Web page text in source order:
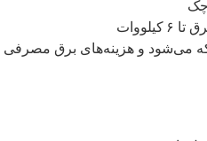
می‌شود و هزینه‌های برق